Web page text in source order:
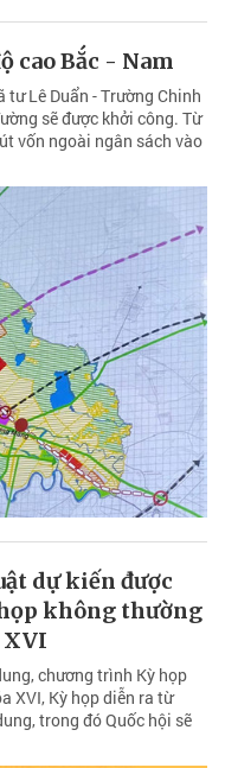
cao Bắc - Nam
Lê Duẩn - Trường Chinh
sẽ được khởi công. Từ
vốn ngoài ngân sách vào
dự kiến được
không thường
XVI
chương trình Kỳ họp
XVI, Kỳ họp diễn ra từ
trong đó Quốc hội sẽ